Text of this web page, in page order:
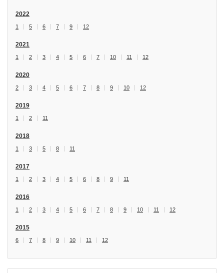
2022
1 5 6 7 9 12
2021
1 2 3 4 5 6 7 10 11 12
2020
2 3 4 5 6 7 8 9 10 12
2019
1 2 11
2018
1 3 5 8 11
2017
1 2 3 4 5 6 8 9 11
2016
1 2 3 4 5 6 7 8 9 10 11 12
2015
6 7 8 9 10 11 12